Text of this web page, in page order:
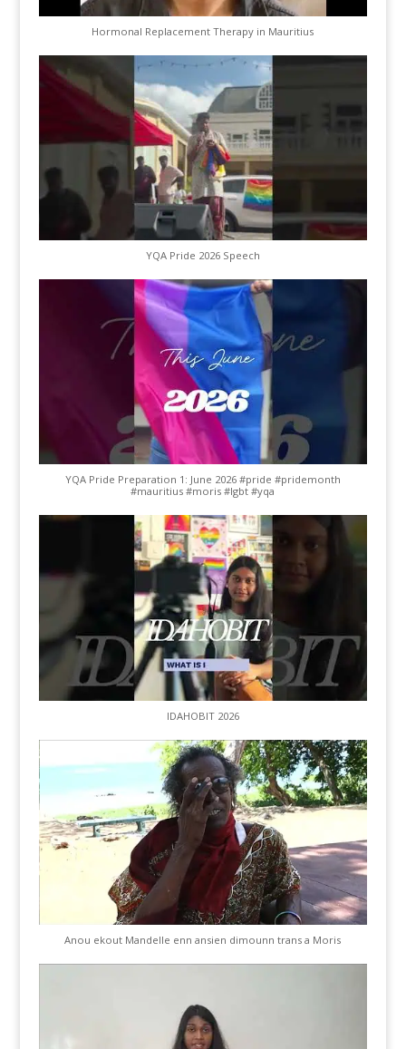
Hormonal Replacement Therapy in Mauritius
YQA Pride 2026 Speech
YQA Pride Preparation 1: June 2026 #pride #pridemonth
#mauritius #moris #lgbt #yqa
IDAHOBIT 2026
Anou ekout Mandelle enn ansien dimounn trans a Moris